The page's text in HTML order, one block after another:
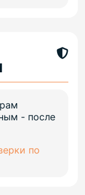
- после
по